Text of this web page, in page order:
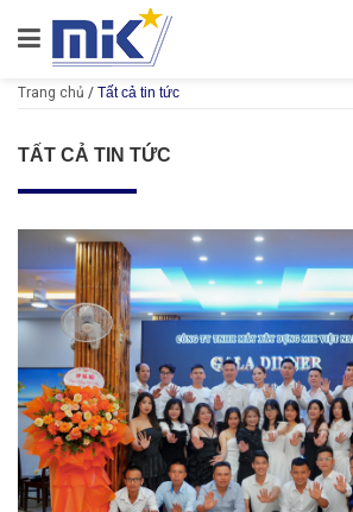
Trang chủ / Tất cả tin tức
TẤT CẢ TIN TỨC